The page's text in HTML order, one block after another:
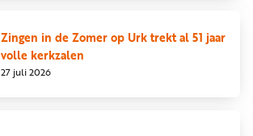
27 juli 2026
Zingen in de Zomer op Urk trekt al 51 jaar
volle kerkzalen